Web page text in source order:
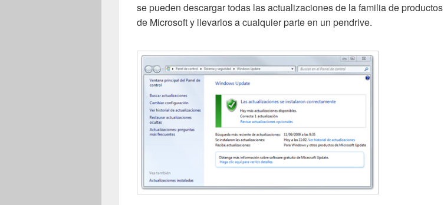
se pueden descargar todas las actualizaciones de la familia de productos
de Microsoft y llevarlos a cualquier parte en un pendrive.